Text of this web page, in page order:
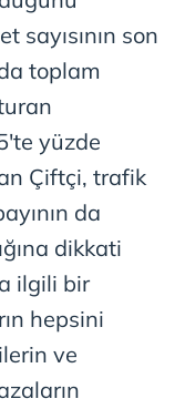
sayısının son
toplam
yüzde
Çiftçi, trafik
da
dikkati
ilgili bir
hepsini
ve